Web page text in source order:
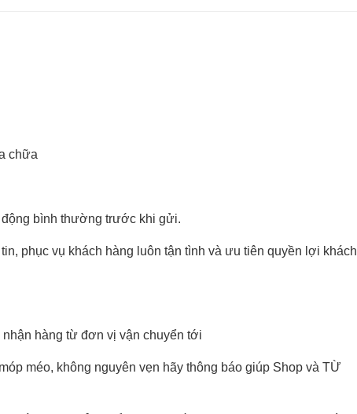
chữa
bình thường trước khi gửi.
phục vụ khách hàng luôn tận tình và ưu tiên quyền lợi khách
hàng từ đơn vị vận chuyển tới
méo, không nguyên vẹn hãy thông báo giúp Shop và TỪ